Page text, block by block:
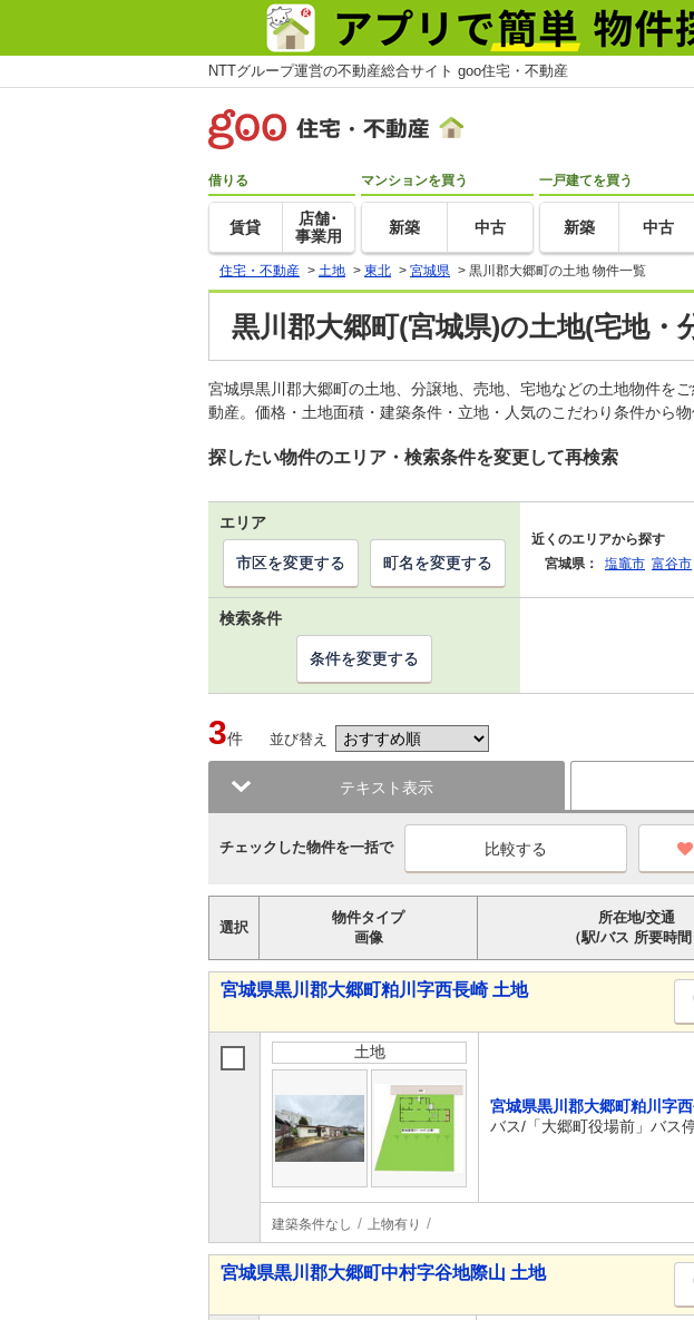
NTTグループ運営の不動産総合サイト goo住宅・不動産
借りる
賃貸
店舗･
事業用
マンションを買う
新築 中古
一戸建てを買う
新築 中古
住宅・不動産 > 土地 > 東北 > 宮城県 > 黒川郡大郷町の土地 物件一覧
黒川郡大郷町(宮城県)の土地(宅地・
宮城県黒川郡大郷町の土地、分譲地、売地、宅地などの土地物件を
動産。価格・土地面積・建築条件・立地・人気のこだわり条件から
探したい物件のエリア・検索条件を変更して再検索
エリア
近くのエリアから探す
宮城県：
塩竈市 富谷市
市区を変更する 町名を変更する
検索条件
条件を変更する
3件 並び替え
テキスト表示
チェックした物件を一括で
選択
物件タイプ
画像
所在地/交通
（駅/バス 所要時間
宮城県黒川郡大郷町粕川字西長崎 土地
土地
宮城県黒川郡大郷町粕川字
バス/「大郷町役場前」バス
建築条件なし 上物有り
宮城県黒川郡大郷町中村字谷地際山 土地